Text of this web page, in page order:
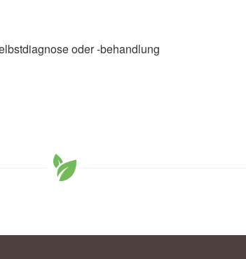
oder -behandlung